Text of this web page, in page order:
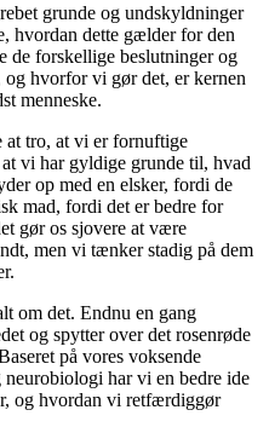
grunde og undskyldninger
hvordan dette gælder for den
de forskellige beslutninger og
hvorfor vi gør det, er kernen
menneske.
tro, at vi er fornuftige
vi har gyldige grunde til, hvad
op med en elsker, fordi de
mad, fordi det er bedre for
gør os sjovere at være
men vi tænker stadig på dem
om det. Endnu en gang
og spytter over det rosenrøde
på vores voksende
har vi en bedre ide
og hvordan vi retfærdiggør